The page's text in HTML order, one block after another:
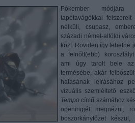
Pókember módjára
tapétavágókkal
nélküli, csupasz,
századi német-alföldi
közt. Röviden így lehetne
a felnőtt(ebb)
ami úgy tarolt bele
termésébe, akár
hatásának leírásához
vizuális szemléltető
Tempo című számához
openingjét megnézni,
boszorkányfőzet